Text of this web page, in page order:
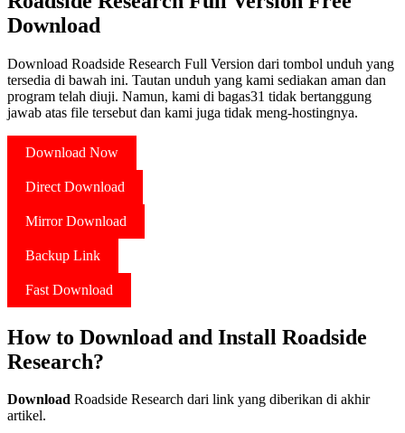
Download
Download Roadside Research Full Version dari tombol unduh yang
tersedia di bawah ini. Tautan unduh yang kami sediakan aman dan
program telah diuji. Namun, kami di bagas31 tidak bertanggung
jawab atas file tersebut dan kami juga tidak meng-hostingnya.
Download Now
Direct Download
Mirror Download
Backup Link
Fast Download
How to Download and Install Roadside
Research?
Download Roadside Research dari link yang diberikan di akhir
artikel.